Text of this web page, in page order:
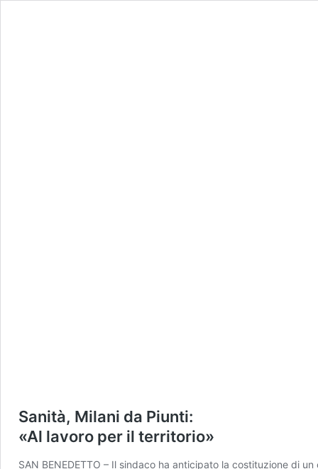
Sanità, Milani da Piunti:
«Al lavoro per il territorio»
SAN BENEDETTO – Il sindaco ha anticipato la costituzione di